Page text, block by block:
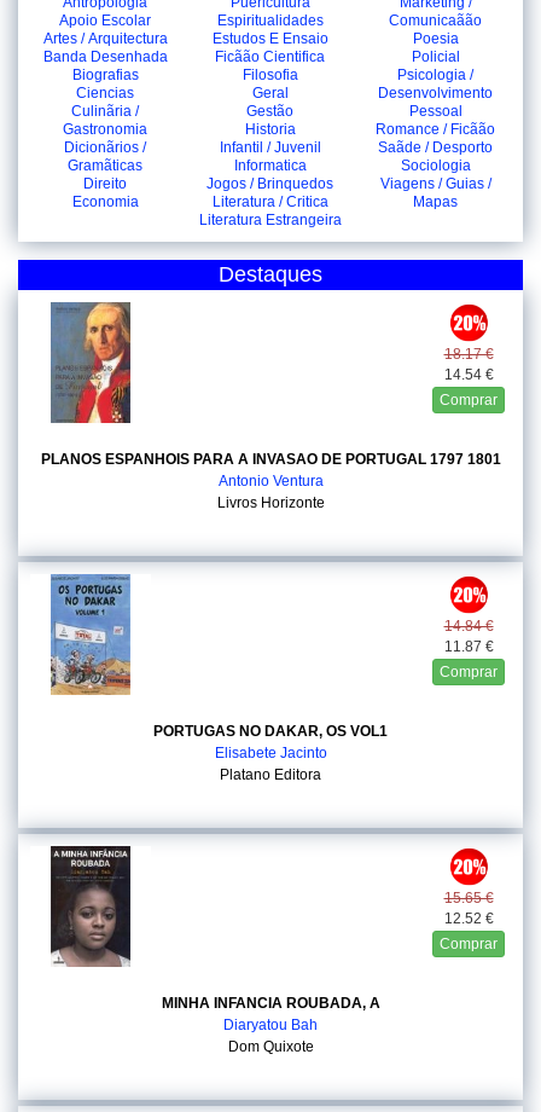
Apoio Escolar
Artes / Arquitectura
Banda Desenhada
Biografias
Ciencias
Culinãria /
Gastronomia
Dicionãrios /
Gramãticas
Direito
Economia
Espiritualidades
Estudos E Ensaio
Ficãão Cientifica
Filosofia
Geral
Gestão
Historia
Infantil / Juvenil
Informatica
Jogos / Brinquedos
Literatura / Critica
Literatura Estrangeira
Comunicaãão
Poesia
Policial
Psicologia /
Desenvolvimento
Pessoal
Romance / Ficãão
Saãde / Desporto
Sociologia
Viagens / Guias /
Mapas
Destaques
18.17 €
14.54 €
Comprar
PLANOS ESPANHOIS PARA A INVASAO DE PORTUGAL 1797 1801
Antonio Ventura
Livros Horizonte
14.84 €
11.87 €
Comprar
PORTUGAS NO DAKAR, OS VOL1
Elisabete Jacinto
Platano Editora
15.65 €
12.52 €
Comprar
MINHA INFANCIA ROUBADA, A
Diaryatou Bah
Dom Quixote